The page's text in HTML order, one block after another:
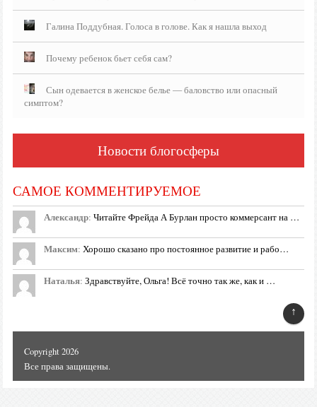
Галина Поддубная. Голоса в голове. Как я нашла выход
Почему ребенок бьет себя сам?
Сын одевается в женское белье — баловство или опасный
симптом?
Новости блогосферы
САМОЕ КОММЕНТИРУЕМОЕ
Александр: Читайте Фрейда А Бурлан просто коммерсант на …
Максим: Хорошо сказано про постоянное развитие и рабо…
Наталья: Здравствуйте, Ольга! Всё точно так же, как и …
Copyright 2026
Все права защищены.
↑